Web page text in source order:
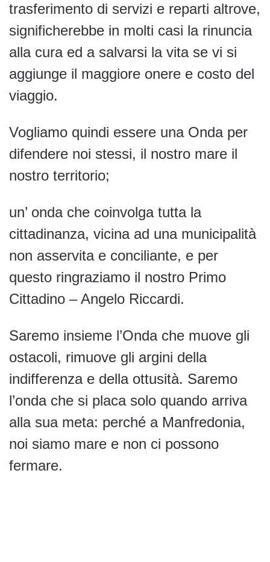
trasferimento di servizi e reparti altrove,
significherebbe in molti casi la rinuncia
alla cura ed a salvarsi la vita se vi si
aggiunge il maggiore onere e costo del
viaggio.
Vogliamo quindi essere una Onda per
difendere noi stessi, il nostro mare il
nostro territorio;
un’ onda che coinvolga tutta la
cittadinanza, vicina ad una municipalità
non asservita e conciliante, e per
questo ringraziamo il nostro Primo
Cittadino – Angelo Riccardi.
Saremo insieme l’Onda che muove gli
ostacoli, rimuove gli argini della
indifferenza e della ottusità. Saremo
l’onda che si placa solo quando arriva
alla sua meta: perché a Manfredonia,
noi siamo mare e non ci possono
fermare.